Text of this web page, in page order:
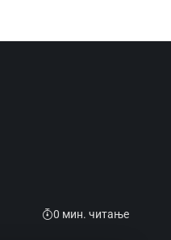
0 мин. читање